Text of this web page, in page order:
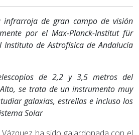
infrarroja de gran campo de visión
por el Max-Planck-Institut für
Instituto de Astrofísica de Andalucía
de 2,2 y 3,5 metros del
se trata de un instrumento muy
galaxias, estrellas e incluso los
Solar
ha sido galardonada con el